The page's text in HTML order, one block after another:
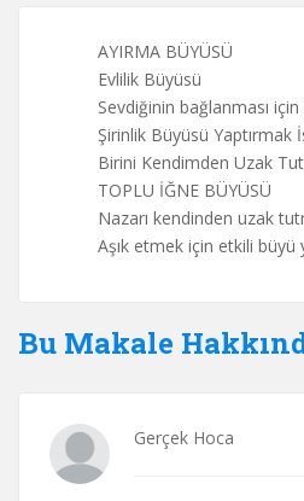
AYIRMA BÜYÜSÜ
Evlilik Büyüsü
Sevdiğinin bağlanması
Şirinlik Büyüsü Yaptırmak
Birini Kendimden Uzak
TOPLU İĞNE BÜYÜSÜ
Nazarı kendinden uzak
Aşık etmek için etkili büyü
Bu Makale
Gerçek Hoca